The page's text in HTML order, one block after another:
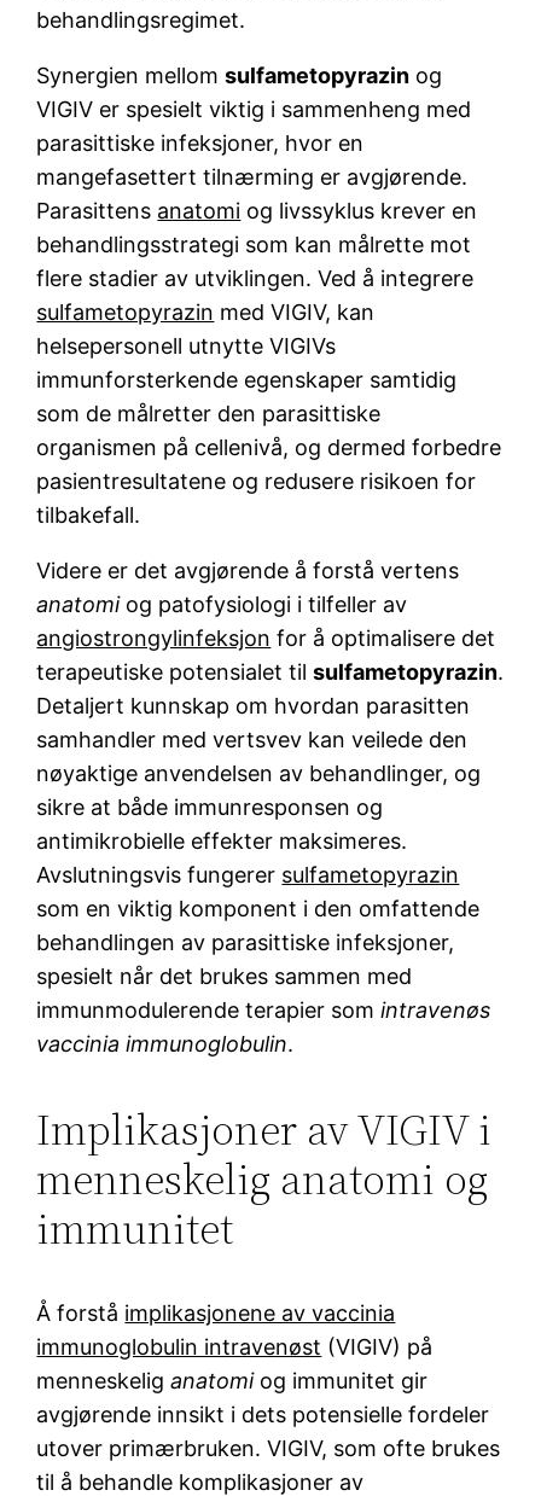
behandlingsregimet.
Synergien mellomsulfametopyrazin og
VIGIV er spesielt viktig i sammenheng med
parasittiske infeksjoner, hvor en
mangefasettert tilnærming er avgjørende.
Parasittens anatomi og livssyklus krever en
behandlingsstrategi som kan målrette mot
flere stadier av utviklingen. Ved å integrere
sulfametopyrazin med VIGIV, kan
helsepersonell utnytte VIGIVs
immunforsterkende egenskaper samtidig
som de målretter den parasittiske
organismen på cellenivå, og dermed forbedre
pasientresultatene og redusere risikoen for
tilbakefall.
Videre er det avgjørende å forstå vertens
anatomiog patofysiologi i tilfeller av
angiostrongylinfeksjon for å optimalisere det
terapeutiske potensialet tilsulfametopyrazin.
Detaljert kunnskap om hvordan parasitten
samhandler med vertsvev kan veilede den
nøyaktige anvendelsen av behandlinger, og
sikre at både immunresponsen og
antimikrobielle effekter maksimeres.
Avslutningsvis fungerer sulfametopyrazin
som en viktig komponent i den omfattende
behandlingen av parasittiske infeksjoner,
spesielt når det brukes sammen med
immunmodulerende terapier somintravenøs
vaccinia immunoglobulin.
Implikasjoner av VIGIV i
menneskelig anatomi og
immunitet
Å forstå implikasjonene av vaccinia
immunoglobulin intravenøst (VIGIV) på
menneskeliganatomiog immunitet gir
avgjørende innsikt i dets potensielle fordeler
utover primærbruken. VIGIV, som ofte brukes
til å behandle komplikasjoner av